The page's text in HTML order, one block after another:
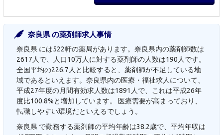
奈良県 の薬剤師求人事情
奈良県 には522軒の薬局があります。奈良県内の薬剤師数は
2617人で、人口10万人に対する薬剤師の人数は190人です。
全国平均の226.7人と比較すると、薬剤師が不足している地
域であるといえます。奈良県内の医療・福祉求人について、
平成27年度の月間有効求人数は1891人で、これは平成26年
度比100.8%と増加しています。 医療需要が高まっており、
転職しやすい環境だといえるでしょう。
奈良県 で勤務する薬剤師の平均年齢は38.2歳で、平均年収は